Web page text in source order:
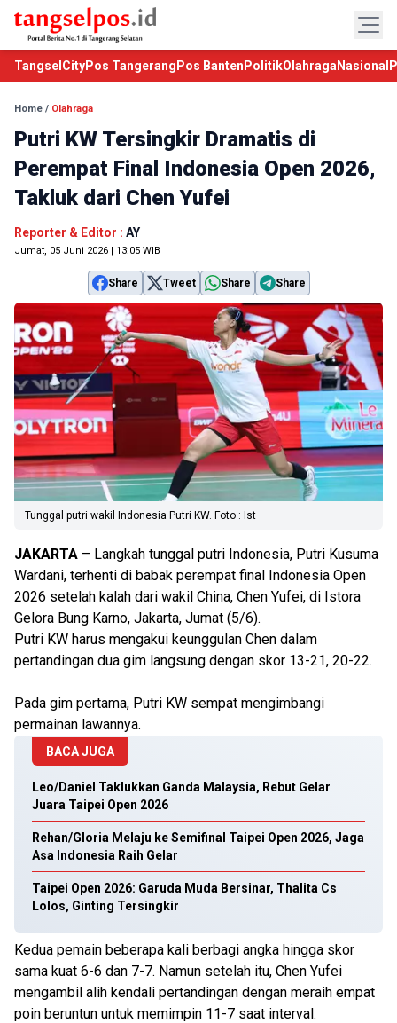
TangselCityPos Tangerang Pos Banten PolitikOlahraga Nasional
Home / Olahraga
Putri KW Tersingkir Dramatis di
Perempat Final Indonesia Open 2026,
Takluk dari Chen Yufei
Reporter & Editor : AY
Jumat, 05 Juni 2026 | 13:05 WIB
Share Tweet Share Share
Tunggal putri wakil Indonesia Putri KW. Foto : Ist
JAKARTA – Langkah tunggal putri Indonesia, Putri Kusuma
Wardani, terhenti di babak perempat final Indonesia Open
2026 setelah kalah dari wakil China, Chen Yufei, di Istora
Gelora Bung Karno, Jakarta, Jumat (5/6).
Putri KW harus mengakui keunggulan Chen dalam
pertandingan dua gim langsung dengan skor 13-21, 20-22.
Pada gim pertama, Putri KW sempat mengimbangi
permainan lawannya.
BACA JUGA
Leo/Daniel Taklukkan Ganda Malaysia, Rebut Gelar
Juara Taipei Open 2026
Rehan/Gloria Melaju ke Semifinal Taipei Open 2026, Jaga
Asa Indonesia Raih Gelar
Taipei Open 2026: Garuda Muda Bersinar, Thalita Cs
Lolos, Ginting Tersingkir
Kedua pemain beberapa kali berbagi angka hingga skor
sama kuat 6-6 dan 7-7. Namun setelah itu, Chen Yufei
mengambil alih kendali pertandingan dengan meraih empat
poin beruntun untuk memimpin 11-7 saat interval.